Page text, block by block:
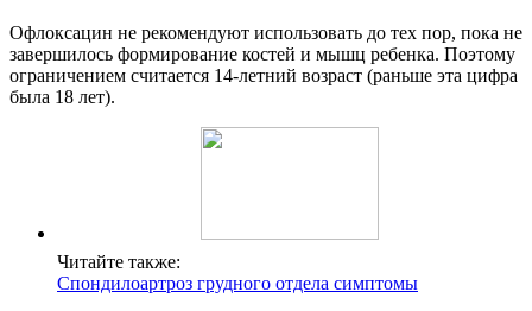
Офлоксацин не рекомендуют использовать до тех пор, пока не
завершилось формирование костей и мышц ребенка. Поэтому
ограничением считается 14-летний возраст (раньше эта цифра
была 18 лет).
Читайте также:
Спондилоартроз грудного отдела симптомы